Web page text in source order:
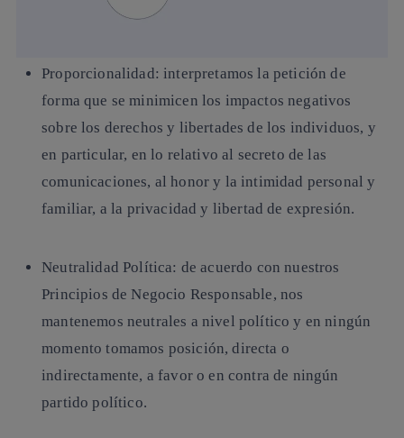
Proporcionalidad: interpretamos la petición de
forma que se minimicen los impactos negativos
sobre los derechos y libertades de los individuos, y
en particular, en lo relativo al secreto de las
comunicaciones, al honor y la intimidad personal y
familiar, a la privacidad y libertad de expresión.
Neutralidad Política: de acuerdo con nuestros
Principios de Negocio Responsable, nos
mantenemos neutrales a nivel político y en ningún
momento tomamos posición, directa o
indirectamente, a favor o en contra de ningún
partido político.